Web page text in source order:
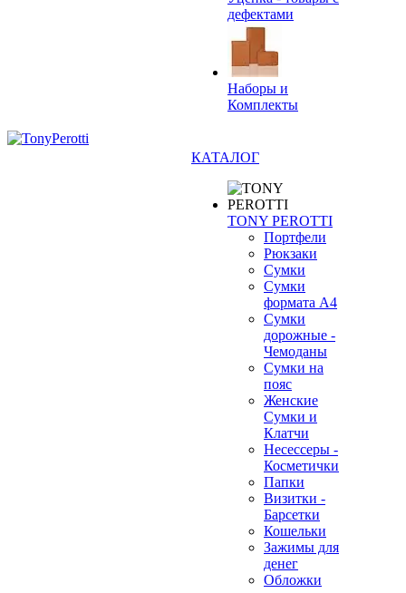
дефектами
Наборы и
Комплекты
КАТАЛОГ
TONY PEROTTI
Портфели
Рюкзаки
Сумки
Сумки
формата А4
Сумки
дорожные -
Чемоданы
Сумки на
пояс
Женские
Сумки и
Клатчи
Несессеры -
Косметички
Папки
Визитки -
Барсетки
Кошельки
Зажимы для
денег
Обложки